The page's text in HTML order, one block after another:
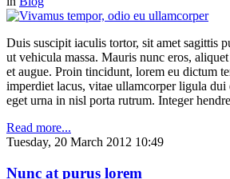
Duis suscipit iaculis tortor, sit amet sagittis
ut vehicula massa. Mauris nunc eros,
et augue. Proin tincidunt, lorem eu dictum
imperdiet lacus, vitae ullamcorper ligula dui
eget urna in nisl porta rutrum. Integer
Read more...
Tuesday, 20 March 2012 10:49
Nunc at purus lorem